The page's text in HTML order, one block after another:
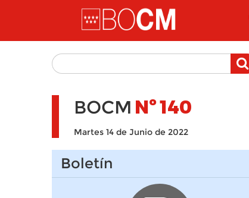
Pasar al contenido principal
BOCM Nº140
Martes 14 de Junio de 2022
Boletín